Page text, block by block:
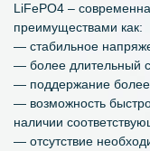
LiFePO4 –
преимуществами как:
— стабильное
— более длительный
— поддержание более
— возможность
наличии
— отсутствие